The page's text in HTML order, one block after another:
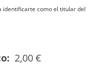
identificarte como el titular del
2,00€